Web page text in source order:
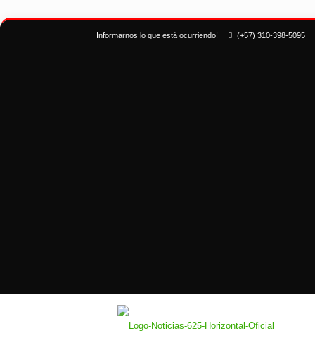
Informarnos lo que está ocurriendo! (+57) 310-398-5095